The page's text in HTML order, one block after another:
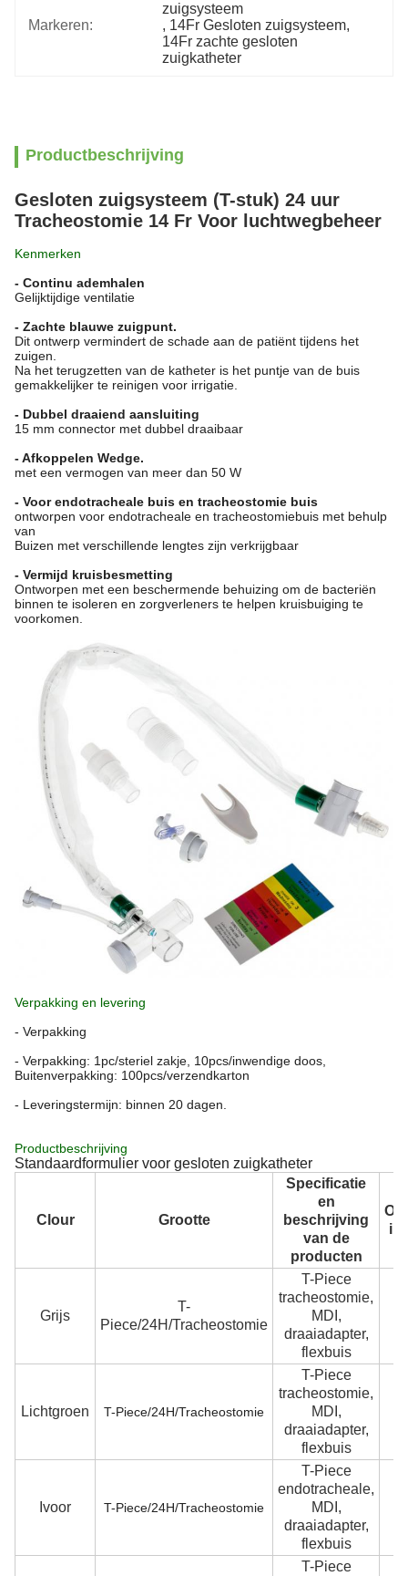
Markeren:
zuigsysteem
, 14Fr Gesloten zuigsysteem,
14Fr zachte gesloten
zuigkatheter
Productbeschrijving
Gesloten zuigsysteem (T-stuk) 24 uur
Tracheostomie 14 Fr Voor luchtwegbeheer
Kenmerken
- Continu ademhalen
Gelijktijdige ventilatie
- Zachte blauwe zuigpunt.
Dit ontwerp vermindert de schade aan de patiënt tijdens het
zuigen.
Na het terugzetten van de katheter is het puntje van de buis
gemakkelijker te reinigen voor irrigatie.
- Dubbel draaiend aansluiting
15 mm connector met dubbel draaibaar
- Afkoppelen Wedge.
met een vermogen van meer dan 50 W
- Voor endotracheale buis en tracheostomie buis
ontworpen voor endotracheale en tracheostomiebuis met behulp
van
Buizen met verschillende lengtes zijn verkrijgbaar
- Vermijd kruisbesmetting
Ontworpen met een beschermende behuizing om de bacteriën
binnen te isoleren en zorgverleners te helpen kruisbuiging te
voorkomen.
Verpakking en levering
- Verpakking
- Verpakking: 1pc/steriel zakje, 10pcs/inwendige doos,
Buitenverpakking: 100pcs/verzendkarton
- Leveringstermijn: binnen 20 dagen.
Productbeschrijving
Standaardformulier voor gesloten zuigkatheter
Clour Grootte
Specificatie
en
beschrijving
van de
producten
in
Grijs
T-
Piece/24H/Tracheostomie
T-Piece
tracheostomie,
MDI,
draaiadapter,
flexbuis
Lichtgroen T-Piece/24H/Tracheostomie
T-Piece
tracheostomie,
MDI,
draaiadapter,
flexbuis
Ivoor T-Piece/24H/Tracheostomie
T-Piece
endotracheale,
MDI,
draaiadapter,
flexbuis
T-Piece